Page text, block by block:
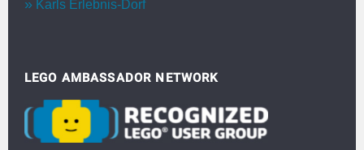
Karls Erlebnis-Dorf
LEGO AMBASSADOR NETWORK